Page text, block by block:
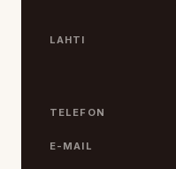
LAHTI
TELEFON
E-MAIL